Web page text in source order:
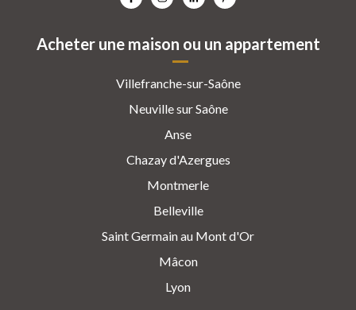
Acheter une maison ou un appartement
Villefranche-sur-Saône
Neuville sur Saône
Anse
Chazay d'Azergues
Montmerle
Belleville
Saint Germain au Mont d'Or
Mâcon
Lyon